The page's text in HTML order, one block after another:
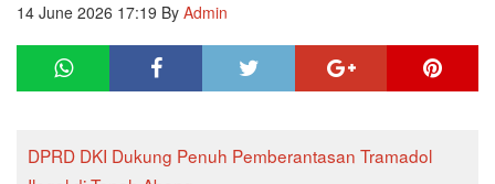
14 June 2026 17:19 By Admin
DPRD DKI Dukung Penuh Pemberantasan Tramadol